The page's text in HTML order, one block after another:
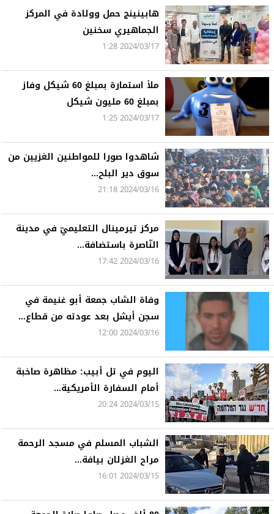
هابينينج حمل وولادة في المركز
الجماهيري سخنين
2024/03/17 1:28
ملأ استمارة بمبلغ 60 شيكل وفاز
بمبلغ 60 مليون شيكل
2024/03/17 1:25
شاهدوا صورا للمواطنين الغزيين من
سوق دير البلح...
2024/03/16 21:18
مركز تيرمينال التعليميّ في مدينة
النّاصرة باستضافة...
2024/03/16 17:42
وفاة الشاب جمعة أبو غنيمة في
سجن أيشل بعد عودته من قطاع...
2024/03/16 12:00
اليوم في تل أبيب: مظاهرة صاخبة
أمام السفارة الأمريكية...
2024/03/15 20:24
الشباب المسلم في مسجد الرحمة
مراح الغزلان بيافة...
2024/03/15 16:01